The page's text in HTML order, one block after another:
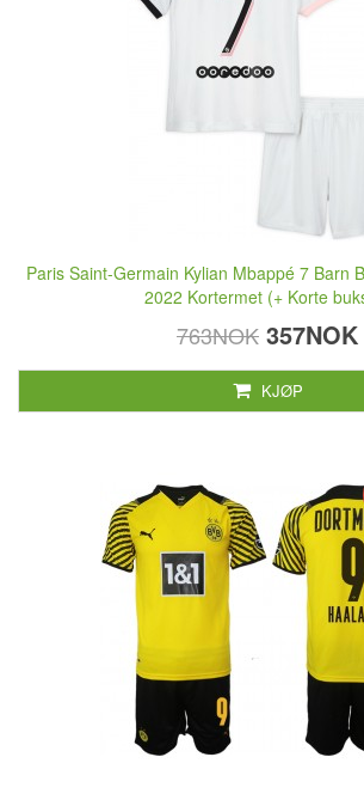
Paris Saint-Germain Kylian Mbappé 7 Barn
2022 Kortermet (+ Korte
763NOK 357NOK
KJØP